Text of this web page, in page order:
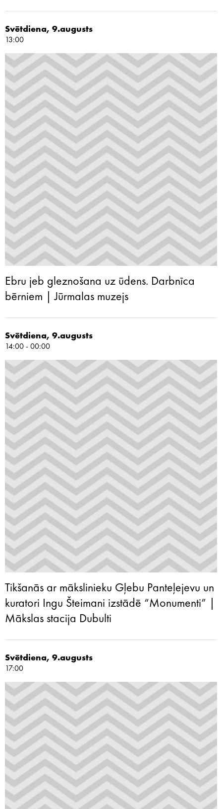
Svētdiena, 9.augusts
13:00
Ebru jeb gleznošana uz ūdens. Darbnīca
bērniem | Jūrmalas muzejs
Svētdiena, 9.augusts
14:00 - 00:00
Tikšanās ar mākslinieku Gļebu Panteļejevu un
kuratori Ingu Šteimani izstādē “Monumenti” |
Mākslas stacija Dubulti
Svētdiena, 9.augusts
17:00